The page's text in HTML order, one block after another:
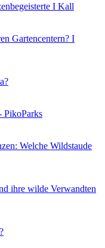
I Kall
Gartencentern? I
PikoParks
Welche Wildstaude
ihre wilde Verwandten